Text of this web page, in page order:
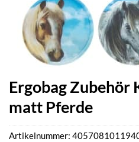
Ergobag Zubehör
matt Pferde
Artikelnummer: